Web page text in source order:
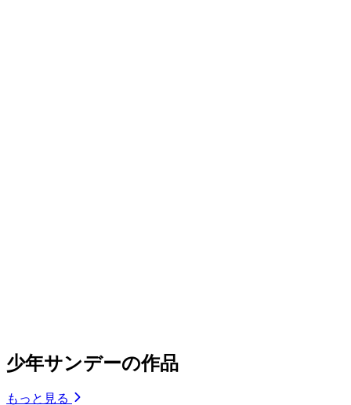
少年サンデーの作品
もっと見る